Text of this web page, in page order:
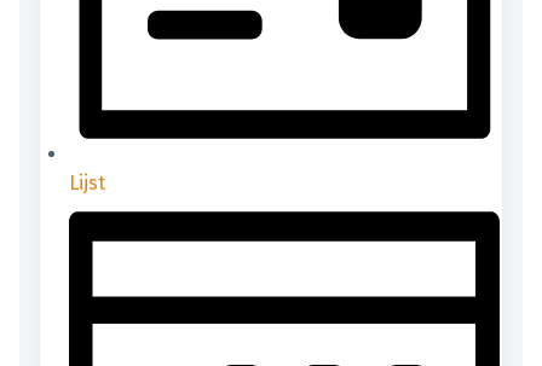
Lijst